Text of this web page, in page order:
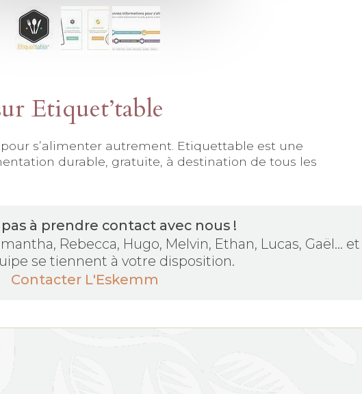
Etiquet’table
s’alimenter autrement. Etiquettable est une
durable, gratuite, à destination de tous les
à prendre contact avec nous !
Rebecca, Hugo, Melvin, Ethan, Lucas, Gaël... et
se tiennent à votre disposition.
Contacter L'Eskemm